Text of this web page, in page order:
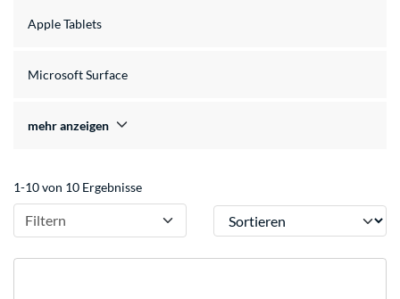
Apple Tablets
Microsoft Surface
mehr anzeigen
1-10 von 10 Ergebnisse
Filtern Sortieren